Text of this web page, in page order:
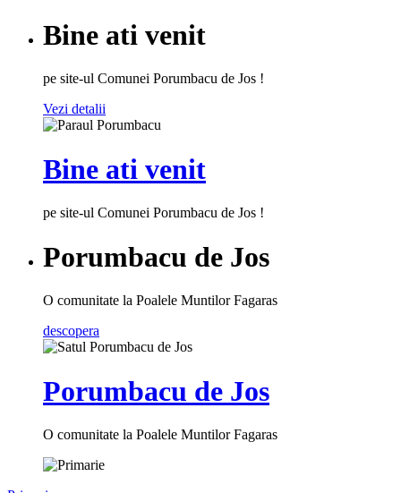
Bine ati venit
pe site-ul Comunei Porumbacu de Jos !
Vezi detalii
Bine ati venit
pe site-ul Comunei Porumbacu de Jos !
Porumbacu de Jos
O comunitate la Poalele Muntilor Fagaras
descopera
Porumbacu de Jos
O comunitate la Poalele Muntilor Fagaras